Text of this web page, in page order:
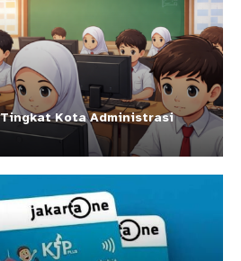
Tingkat Kota Administrasi